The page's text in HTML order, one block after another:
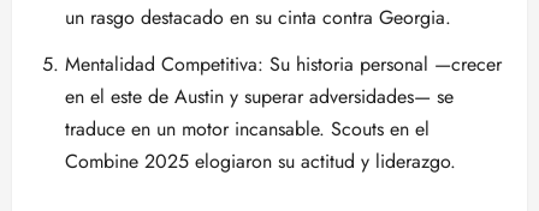
un rasgo destacado en su cinta contra Georgia.
Mentalidad Competitiva: Su historia personal —crecer
en el este de Austin y superar adversidades— se
traduce en un motor incansable. Scouts en el
Combine 2025 elogiaron su actitud y liderazgo.